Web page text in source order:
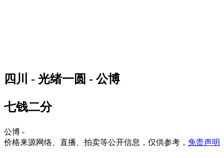
四川 - 光绪一圆 - 公博
七钱二分
公博 -
价格来源网络、直播、拍卖等公开信息，仅供参考， 免责声明